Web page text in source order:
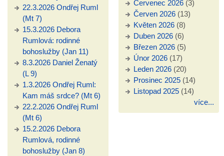
22.3.2026 Ondřej Ruml
(Mt 7)
15.3.2026 Debora
Rumlová: rodinné
bohoslužby (Jan 11)
8.3.2026 Daniel Ženatý
(L 9)
1.3.2026 Ondřej Ruml:
Kam máš srdce? (Mt 6)
22.2.2026 Ondřej Ruml
(Mt 6)
15.2.2026 Debora
Rumlová, rodinné
bohoslužby (Jan 8)
Červenec 2026(3)
Červen 2026(13)
Květen 2026(8)
Duben 2026(6)
Březen 2026(5)
Únor 2026(17)
Leden 2026(20)
Prosinec 2025(14)
Listopad 2025(14)
více...